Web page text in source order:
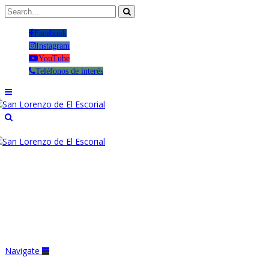
Facebook
Instagram
YouTube
Teléfonos de interés
Navigate